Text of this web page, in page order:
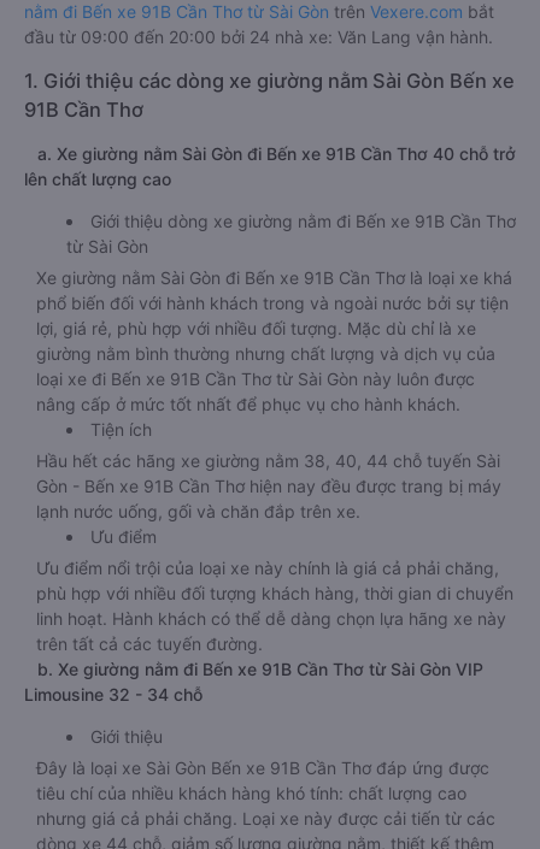
nằm đi Bến xe 91B Cần Thơ từ Sài Gòn trên Vexere.com bắt
đầu từ 09:00 đến 20:00 bởi 24 nhà xe: Văn Lang vận hành.
1. Giới thiệu các dòng xe giường nằm Sài Gòn Bến xe
91B Cần Thơ
a. Xe giường nằm Sài Gòn đi Bến xe 91B Cần Thơ 40 chỗ trở
lên chất lượng cao
Giới thiệu dòng xe giường nằm đi Bến xe 91B Cần Thơ
từ Sài Gòn
Xe giường nằm Sài Gòn đi Bến xe 91B Cần Thơ là loại xe khá
phổ biến đối với hành khách trong và ngoài nước bởi sự tiện
lợi, giá rẻ, phù hợp với nhiều đối tượng. Mặc dù chỉ là xe
giường nằm bình thường nhưng chất lượng và dịch vụ của
loại xe đi Bến xe 91B Cần Thơ từ Sài Gòn này luôn được
nâng cấp ở mức tốt nhất để phục vụ cho hành khách.
Tiện ích
Hầu hết các hãng xe giường nằm 38, 40, 44 chỗ tuyến Sài
Gòn - Bến xe 91B Cần Thơ hiện nay đều được trang bị máy
lạnh nước uống, gối và chăn đắp trên xe.
Ưu điểm
Ưu điểm nổi trội của loại xe này chính là giá cả phải chăng,
phù hợp với nhiều đối tượng khách hàng, thời gian di chuyển
linh hoạt. Hành khách có thể dễ dàng chọn lựa hãng xe này
trên tất cả các tuyến đường.
b. Xe giường nằm đi Bến xe 91B Cần Thơ từ Sài Gòn VIP
Limousine 32 - 34 chỗ
Giới thiệu
Đây là loại xe Sài Gòn Bến xe 91B Cần Thơ đáp ứng được
tiêu chí của nhiều khách hàng khó tính: chất lượng cao
nhưng giá cả phải chăng. Loại xe này được cải tiến từ các
dòng xe 44 chỗ, giảm số lượng giường nằm, thiết kế thêm